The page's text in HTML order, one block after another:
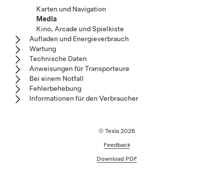
Karten und Navigation
Media
Kino, Arcade und Spielkiste
Aufladen und Energieverbrauch
Wartung
Technische Daten
Anweisungen für Transporteure
Bei einem Notfall
Fehlerbehebung
Informationen für den Verbraucher
© Tesla 2026
Feedback
Download PDF